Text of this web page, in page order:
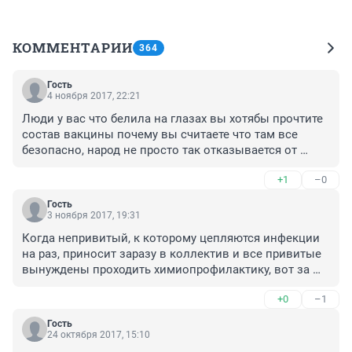
КОММЕНТАРИИ 364
Гость
4 ноября 2017, 22:21
Люди у вас что белила на глазах вы хотябы прочтите
состав вакцины почему вы считаете что там все
безопасно, народ не просто так отказывается от
которые очищают фенолом, ртутью,формальдегидом
и эти вещества отравляют организм нашим детям и
они превращаются в больных. Народ проснитесь уже
+1 –0
Гость
3 ноября 2017, 19:31
Когда непривитый, к которому цепляются инфекции
на раз, приносит заразу в коллектив и все привитые
вынуждены проходить химиопрофилактику, вот за
из своего кармана. Их нужно рублем лупить, иначе
мозг у них не нарастет
+0 –1
Гость
24 октября 2017, 15:10